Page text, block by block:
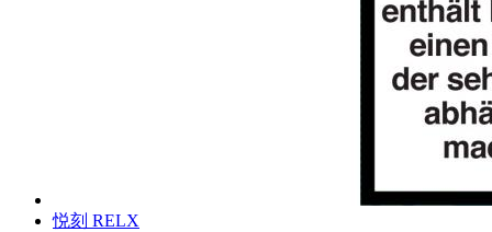
悦刻 RELX